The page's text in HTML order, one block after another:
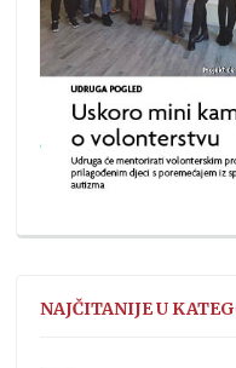
NAJČITANIJE U